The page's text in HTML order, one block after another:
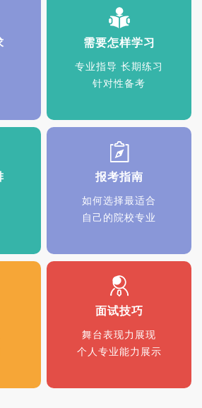
需要怎样学习
专业指导 长期练习
针对性备考
报考指南
如何选择最适合
自己的院校专业
面试技巧
舞台表现力展现
个人专业能力展示